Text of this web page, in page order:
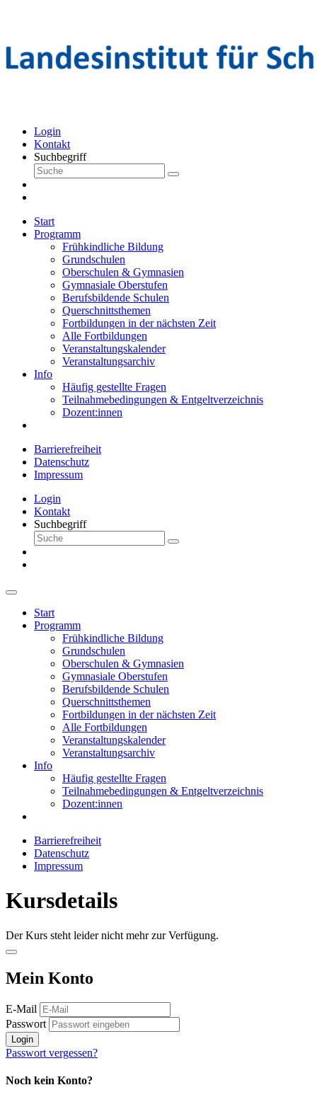
Login
Kontakt
Suchbegriff
Start
Programm
Frühkindliche Bildung
Grundschulen
Oberschulen & Gymnasien
Gymnasiale Oberstufen
Berufsbildende Schulen
Querschnittsthemen
Fortbildungen in der nächsten Zeit
Alle Fortbildungen
Veranstaltungskalender
Veranstaltungsarchiv
Info
Häufig gestellte Fragen
Teilnahmebedingungen & Entgeltverzeichnis
Dozent:innen
Barrierefreiheit
Datenschutz
Impressum
Login
Kontakt
Suchbegriff
Start
Programm
Frühkindliche Bildung
Grundschulen
Oberschulen & Gymnasien
Gymnasiale Oberstufen
Berufsbildende Schulen
Querschnittsthemen
Fortbildungen in der nächsten Zeit
Alle Fortbildungen
Veranstaltungskalender
Veranstaltungsarchiv
Info
Häufig gestellte Fragen
Teilnahmebedingungen & Entgeltverzeichnis
Dozent:innen
Barrierefreiheit
Datenschutz
Impressum
Kursdetails
Der Kurs steht leider nicht mehr zur Verfügung.
Mein Konto
E-Mail
Passwort
Login
Passwort vergessen?
Noch kein Konto?